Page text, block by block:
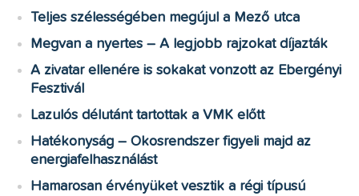
Teljes szélességében megújul a Mező utca
Megvan a nyertes – A legjobb rajzokat díjazták
A zivatar ellenére is sokakat vonzott az Ebergényi
Fesztivál
Lazulós délutánt tartottak a VMK előtt
Hatékonyság – Okosrendszer figyeli majd az
energiafelhasználást
Hamarosan érvényüket vesztik a régi típusú